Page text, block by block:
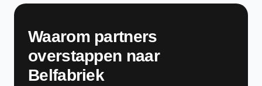
Waarom partners
overstappen naar
Belfabriek